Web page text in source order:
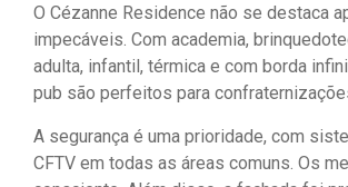
O Cézanne Residence não se destaca
impecáveis. Com academia,
adulta, infantil, térmica e com borda
pub são perfeitos para
A segurança é uma prioridade, com
CFTV em todas as áreas comuns. Os